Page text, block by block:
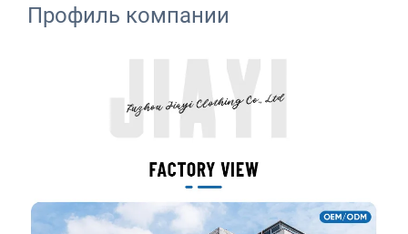
Профиль компании